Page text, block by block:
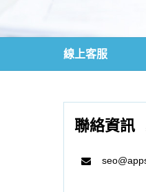
線上客服
聯絡資訊